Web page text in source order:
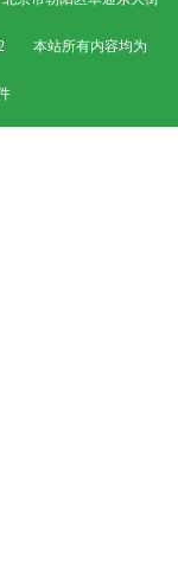
本站所有内容均为